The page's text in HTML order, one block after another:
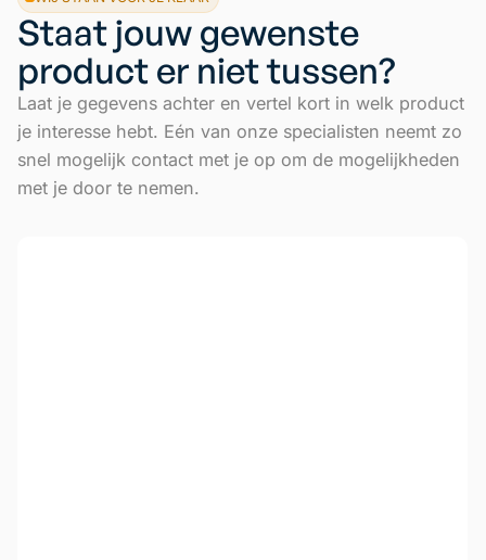
Staat jouw gewenste
product er niet tussen?
Laat je gegevens achter en vertel kort in welk product
je interesse hebt. Eén van onze specialisten neemt zo
snel mogelijk contact met je op om de mogelijkheden
met je door te nemen.